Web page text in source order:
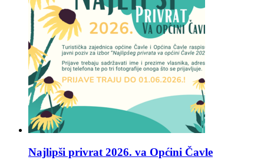
Najlipši privrat 2026. va Općini Čavle